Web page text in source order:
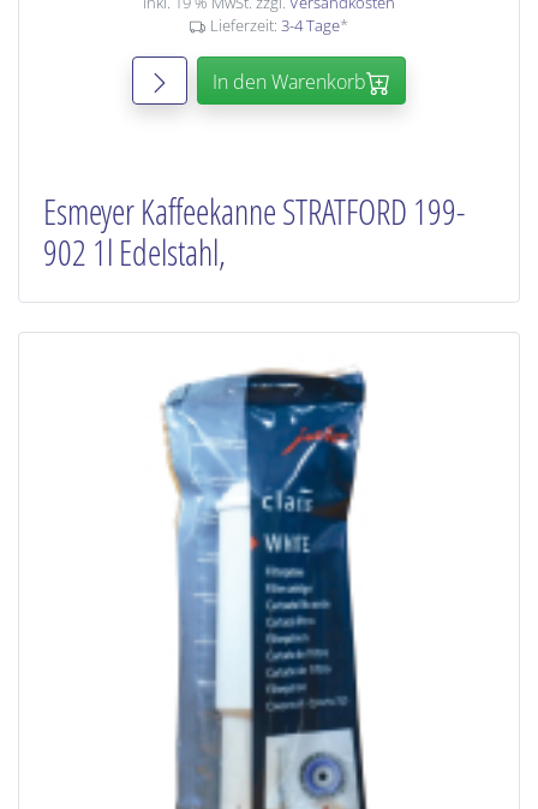
Lieferzeit: 3-4 Tage*
In den Warenkorb
Esmeyer Kaffeekanne STRATFORD 199-
902 1l Edelstahl,